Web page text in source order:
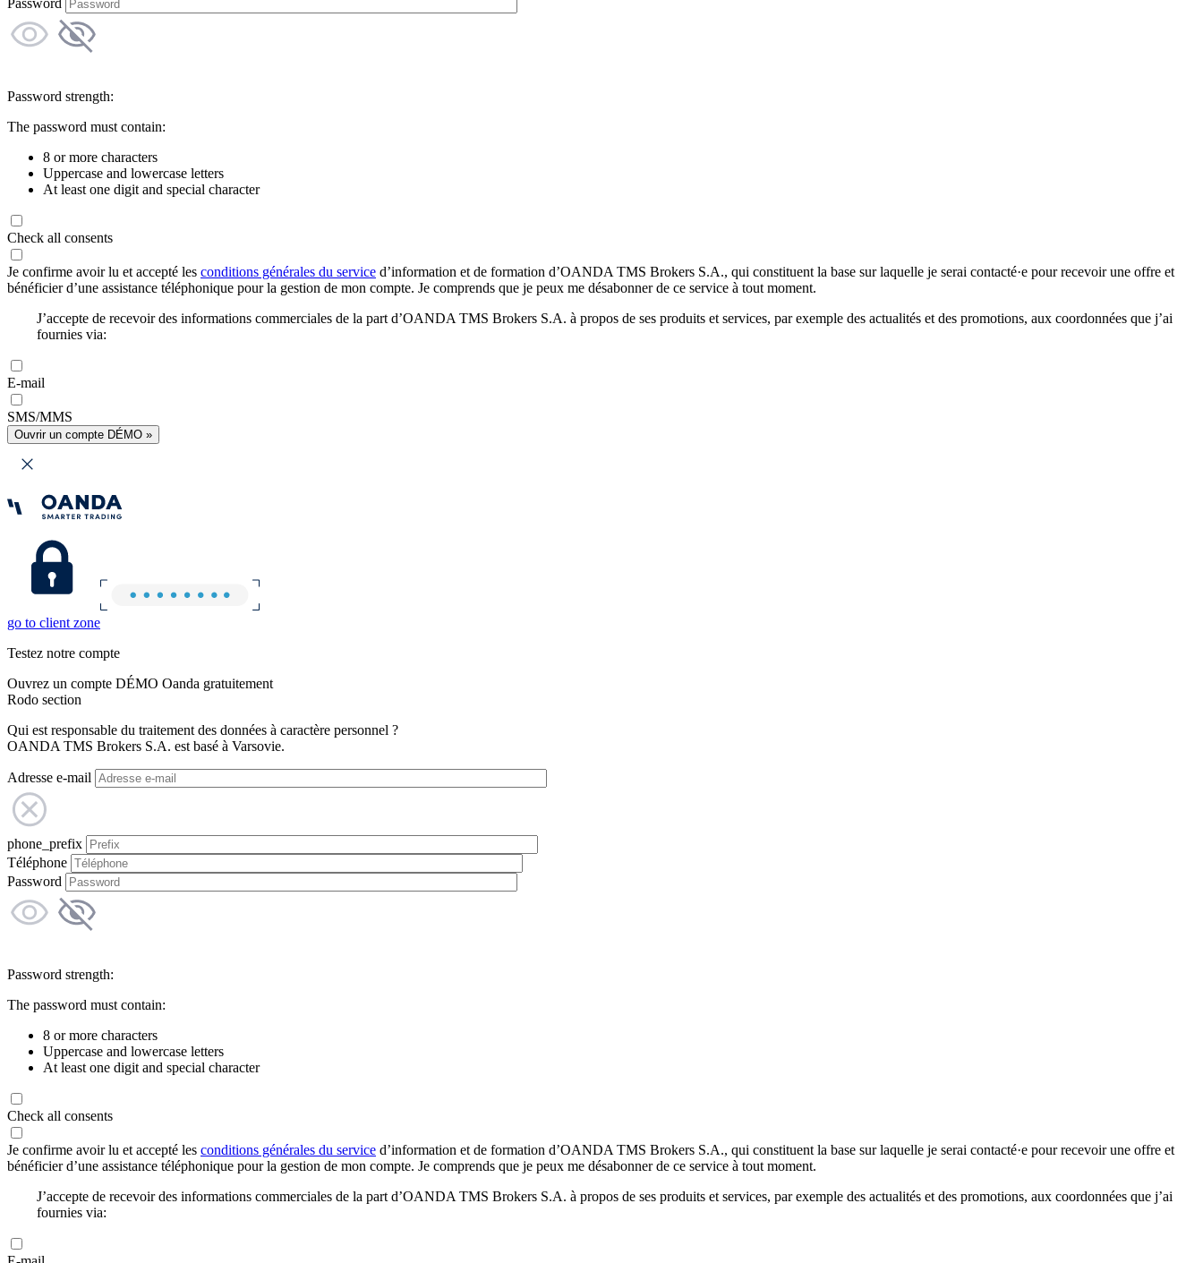
Password
Password strength:
The password must contain:
8 or more characters
Uppercase and lowercase letters
At least one digit and special character
Check all consents
Je confirme avoir lu et accepté les conditions générales du service d’information et de formation d’OANDA TMS Brokers S.A., qui constituent la base sur laquelle je serai contacté·e pour recevoir une offre et
bénéficier d’une assistance téléphonique pour la gestion de mon compte. Je comprends que je peux me désabonner de ce service à tout moment.
J’accepte de recevoir des informations commerciales de la part d’OANDA TMS Brokers S.A. à propos de ses produits et services, par exemple des actualités et des promotions, aux coordonnées que j’ai
fournies via:
E-mail
SMS/MMS
Ouvrir un compte DÉMO »
go to client zone
Testez notre compte
Ouvrez un compte DÉMO Oanda gratuitement
Rodo section
Qui est responsable du traitement des données à caractère personnel ?
OANDA TMS Brokers S.A. est basé à Varsovie.
Adresse e-mail
phone_prefix
Téléphone
Password
Password strength:
The password must contain:
8 or more characters
Uppercase and lowercase letters
At least one digit and special character
Check all consents
Je confirme avoir lu et accepté les conditions générales du service d’information et de formation d’OANDA TMS Brokers S.A., qui constituent la base sur laquelle je serai contacté·e pour recevoir une offre et
bénéficier d’une assistance téléphonique pour la gestion de mon compte. Je comprends que je peux me désabonner de ce service à tout moment.
J’accepte de recevoir des informations commerciales de la part d’OANDA TMS Brokers S.A. à propos de ses produits et services, par exemple des actualités et des promotions, aux coordonnées que j’ai
fournies via: